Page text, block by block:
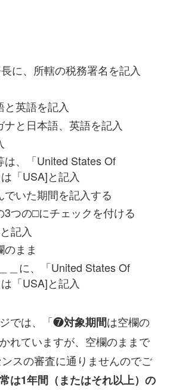
長に、所轄の税務署名を記入
英語を記入
と日本語、英語を記入
は、「United States Of
「USA]と記入
でいた期間を記入する
3つの□にチェックを付ける
記入
まま
＿に、「United States Of
「USA]と記入
では、「❼対象期間は空欄の
れていますが、空欄のままで
スの審査に通りませんのでご
は1年間（またはそれ以上）の